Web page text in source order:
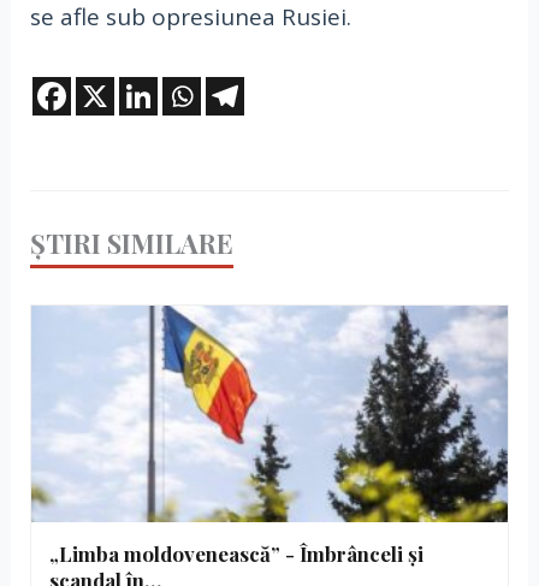
se afle sub opresiunea Rusiei.
ȘTIRI SIMILARE
„Limba moldovenească” - Îmbrânceli și
scandal în…